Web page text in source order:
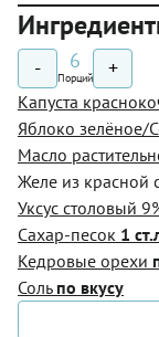
- 6
Порций +
Капуста
Яблоко зелёное/
Масло
Желе из красной
Уксус столовый
Сахар-песок 1
Кедровые орехи
Соль по вкусу